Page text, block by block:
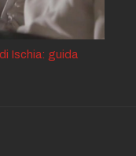
Ischia: guida